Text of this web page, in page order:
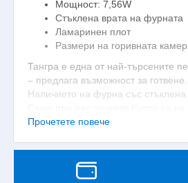
Мощност: 7,56W
Стъклена врата на фурната
Ламаринен плот
Размери на горивната
Тангра е една от най-търсените
– предлага възможност за
Наличието на фурна със стъклена
Предимства на
Печките на дърва са добре
възможности и многобройните
Прочетете повече